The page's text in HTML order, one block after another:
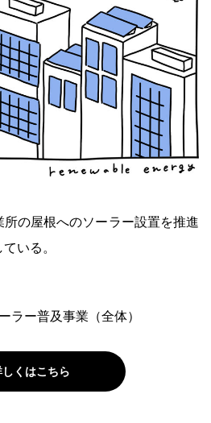
の屋根へのソーラー設置を推進
いる。
ラー普及事業（全体）
しくはこちら